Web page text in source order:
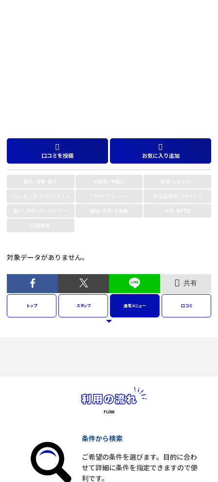
口コミを投稿 お気に入り追加
整体・接骨・鍼灸 学習塾・予備校
飲食・レストラン
ショッピング・ライフスタイル
アウトドア・レジャー
中古品売買・リサイクル
暮らしサポート・デリバリー
建設・住宅・不動産
法律・専門家
冠婚葬祭
対象データがありません。
共有
トップ スタッフ 通常メニュー 口コミ
条件から検索
ご希望の条件を選びます。目的に合わ
せて詳細に条件を指定できますので便
利です。